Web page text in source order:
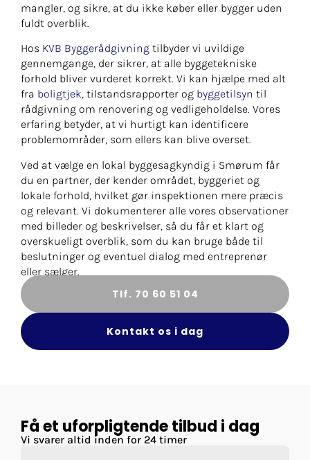
mangler, og sikre, at du ikke køber eller bygger uden
fuldt overblik.
Hos KVB Byggerådgivning tilbyder vi uvildige
gennemgange, der sikrer, at alle byggetekniske
forhold bliver vurderet korrekt. Vi kan hjælpe med alt
fra boligtjek, tilstandsrapporter og byggetilsyn til
rådgivning om renovering og vedligeholdelse. Vores
erfaring betyder, at vi hurtigt kan identificere
problemområder, som ellers kan blive overset.
Ved at vælge en lokal byggesagkyndig i Smørum får
du en partner, der kender området, byggeriet og
lokale forhold, hvilket gør inspektionen mere præcis
og relevant. Vi dokumenterer alle vores observationer
med billeder og beskrivelser, så du får et klart og
overskueligt overblik, som du kan bruge både til
beslutninger og eventuel dialog med entreprenør
eller sælger.
Tlf. 70 60 51 04
Kontakt os i dag
Få et uforpligtende tilbud i dag
Vi svarer altid inden for 24 timer